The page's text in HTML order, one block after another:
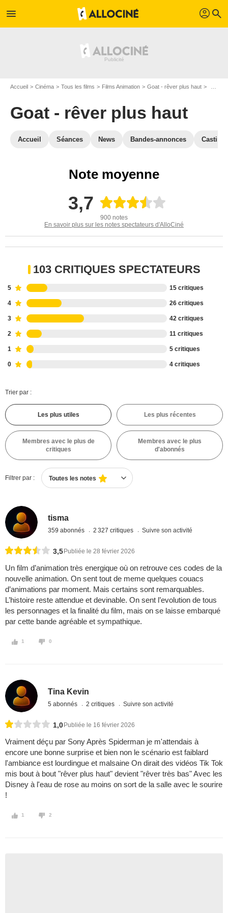
menu profil search
Accueil Cinéma Tous les films Films Animation Goat - rêver plus haut
Goat - rêver plus haut
Accueil Séances News Bandes-annonces Casting
Note moyenne
3,7
900 notes
En savoir plus sur les notes spectateurs d'AlloCiné
103 CRITIQUES SPECTATEURS
5 15 critiques
4 26 critiques
3 42 critiques
2 11 critiques
1 5 critiques
0 4 critiques
Trier par :
Les plus utiles Les plus récentes
Membres avec le plus de
critiques
Membres avec le plus
d'abonnés
Filtrer par : Toutes les notes
tisma
359 abonnés 2 327 critiques Suivre son activité
3,5 Publiée le 28 février 2026
Un film d’animation très energique où on retrouve ces codes de la
nouvelle animation. On sent tout de meme quelques couacs
d’animations par moment. Mais certains sont remarquables.
L’histoire reste attendue et devinable. On sent l’evolution de tous
les personnages et la finalité du film, mais on se laisse embarqué
par cette bande agréable et sympathique.
1 0
Tina Kevin
5 abonnés 2 critiques Suivre son activité
1,0 Publiée le 16 février 2026
Vraiment déçu par Sony Après Spiderman je m'attendais à
encore une bonne surprise et bien non le scénario est faiblard
l'ambiance est lourdingue et malsaine On dirait des vidéos Tik Tok
mis bout à bout "rêver plus haut" devient "rêver très bas" Avec les
Disney à l'eau de rose au moins on sort de la salle avec le sourire
!
1 2